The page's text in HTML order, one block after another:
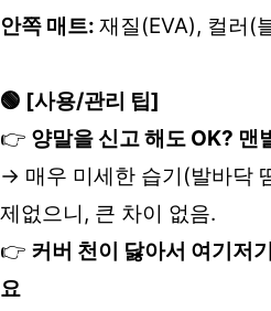
안쪽 매트: 재질(EVA), 컬러(
🟢 [사용/관리 팁]
👉 양말을 신고 해도 OK? 맨
→ 매우 미세한 습기(발바닥
제없으니, 큰 차이 없음.
👉 커버 천이 닳아서 여기저
요